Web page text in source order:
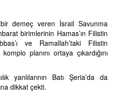
demeç veren İsrail Savunma
birimlerinin Hamas’ın Filistin
ve Ramallah’taki Filistin
planını ortaya çıkardığını
yanlılarının Batı Şeria’da da
dikkat çekti.